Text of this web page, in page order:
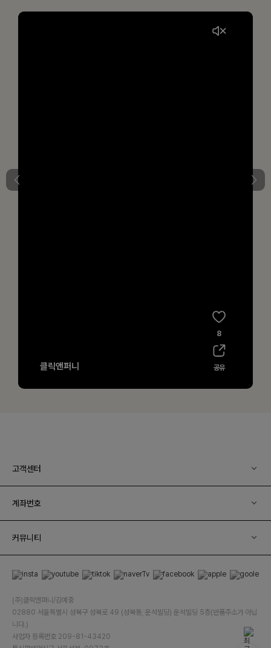
고객센터
계좌번호
커뮤니티
(주)클릭앤퍼니/김예중
02880 서울특별시 성북구 성북로 49 (성북동, 운석빌딩) 운석빌딩 5층(반품주소가 아닙
니다.)
사업자 등록번호 209-81-43420